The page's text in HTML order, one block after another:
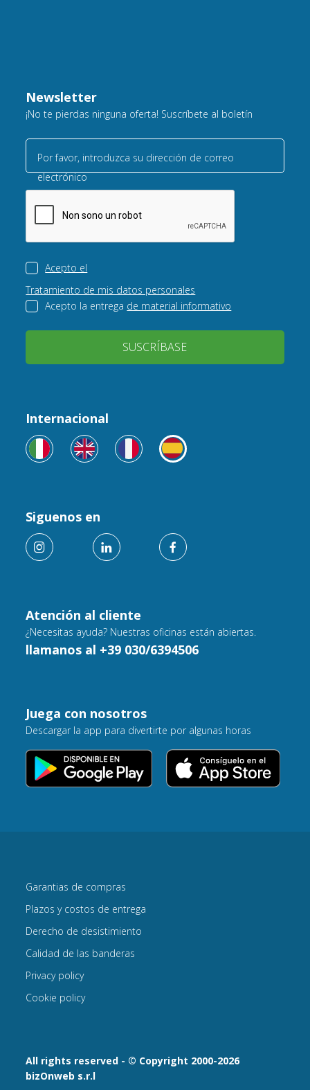
Newsletter
¡No te pierdas ninguna oferta! Suscríbete al boletín
Por favor, introduzca su dirección de correo
electrónico
Acepto el
Tratamiento de mis datos personales
Acepto la entrega de material informativo
SUSCRÍBASE
Atención al cliente
¿Necesitas ayuda? Nuestras oficinas están abiertas.
llamanos al +39 030/6394506
Internacional
Siguenos en
Juega con nosotros
Descargar la app para divertirte por algunas horas
All rights reserved - © Copyright 2000-2026
bizOnweb s.r.l
Garantias de compras
Plazos y costos de entrega
Derecho de desistimiento
Calidad de las banderas
Privacy policy
Cookie policy